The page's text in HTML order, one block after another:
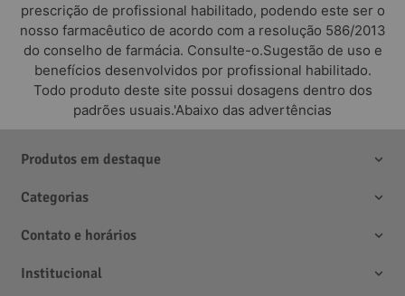
prescrição de profissional habilitado, podendo este ser o
nosso farmacêutico de acordo com a resolução 586/2013
do conselho de farmácia. Consulte-o.Sugestão de uso e
benefícios desenvolvidos por profissional habilitado.
Todo produto deste site possui dosagens dentro dos
padrões usuais.'Abaixo das advertências
Produtos em destaque
Categorias
Contato e horários
Institucional